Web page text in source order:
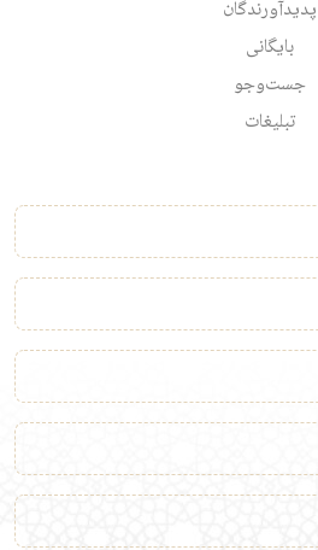
پدیدآورندگان
بایگانی
جست‌وجو
تبلیغات